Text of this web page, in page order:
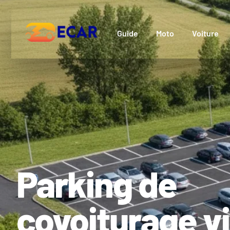
Guide Moto Voiture
Parking de
covoiturage